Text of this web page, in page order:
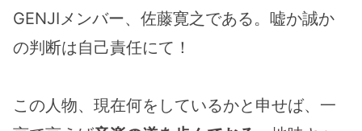
GENJIメンバー、佐藤寛之である。嘘か誠か
の判断は自己責任にて！
この人物、現在何をしているかと申せば、一